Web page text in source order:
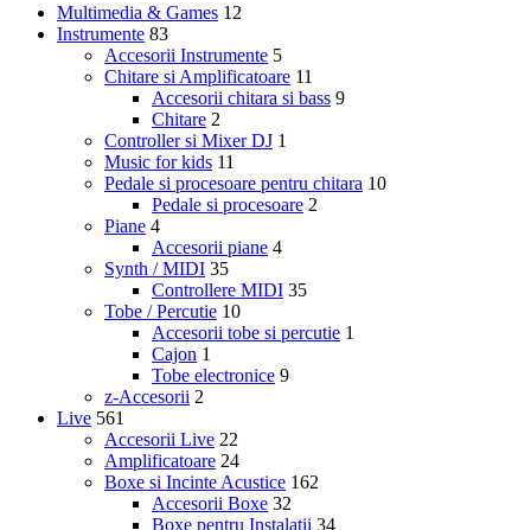
Multimedia & Games 12
Instrumente 83
Accesorii Instrumente 5
Chitare si Amplificatoare 11
Accesorii chitara si bass 9
Chitare 2
Controller si Mixer DJ 1
Music for kids 11
Pedale si procesoare pentru chitara 10
Pedale si procesoare 2
Piane 4
Accesorii piane 4
Synth / MIDI 35
Controllere MIDI 35
Tobe / Percutie 10
Accesorii tobe si percutie 1
Cajon 1
Tobe electronice 9
z-Accesorii 2
Live 561
Accesorii Live 22
Amplificatoare 24
Boxe si Incinte Acustice 162
Accesorii Boxe 32
Boxe pentru Instalatii 34